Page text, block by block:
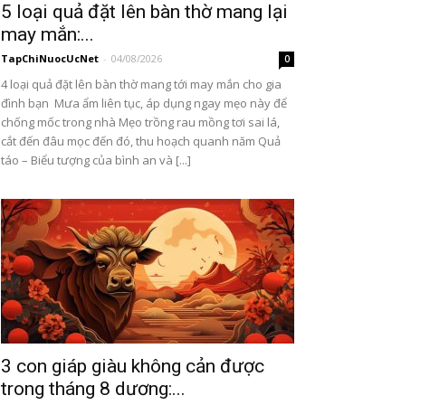
5 loại quả đặt lên bàn thờ mang lại
may mắn:...
TapChiNuocUcNet - 04/08/2026 0
4 loại quả đặt lên bàn thờ mang tới may mắn cho gia
đình bạn Mưa ẩm liên tục, áp dụng ngay mẹo này để
chống mốc trong nhà Mẹo trồng rau mồng tơi sai lá,
cắt đến đâu mọc đến đó, thu hoạch quanh năm Quả
táo – Biểu tượng của bình an và [...]
3 con giáp giàu không cản được
trong tháng 8 dương:...